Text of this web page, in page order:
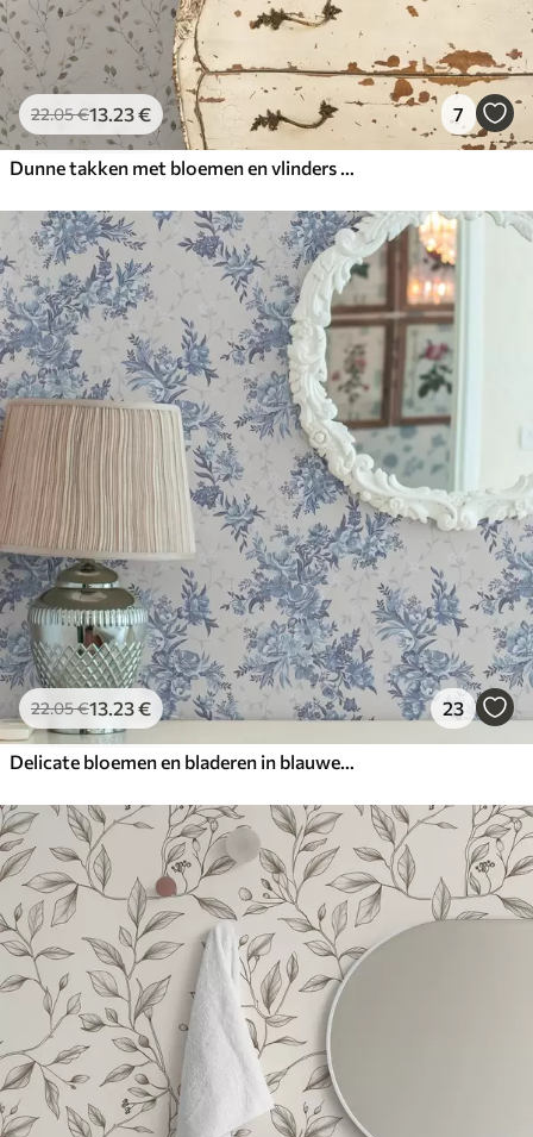
22.05€13.23€ 7
Dunne takken met bloemen en vlinders op witte achtergrond
22.05€13.23€ 23
Delicate bloemen en bladeren in blauwe en blauwe kleuren op een lichte achtergrond